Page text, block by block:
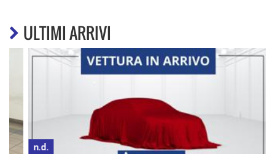
CONTATTI
AREA COMMERCIANTI
ULTIMI ARRIVI
n.d.